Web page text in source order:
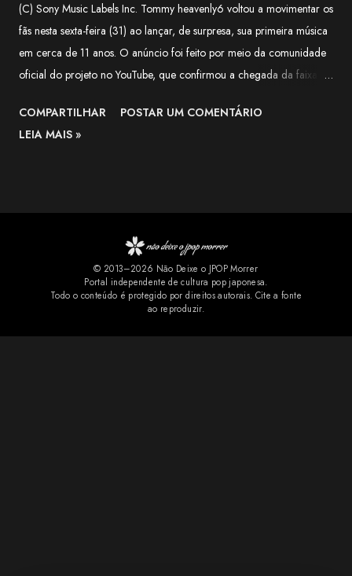
(C) Sony Music Labels Inc. Tommy heavenly6 voltou a movimentar os
fãs nesta sexta-feira (31) ao lançar, de surpresa, sua primeira música
em cerca de 11 anos. O anúncio foi feito por meio da comunidade
oficial do projeto no YouTube, que confirmou a chegada da faixa às
para quem aguardava novidades da artista há mais de uma década.
Segundo o comunicado, a música é uma versão de Halloween de
do projeto solo de Tomoko Kawase. A novidade rapidamente
repercutiu entre os fãs. Nos comentários do YouTube, muitos
comemoraram a chegada da faixa aos serviços de streaming e
pediram que outras músicas relacionadas ao projeto também sejam
disponibilizadas oficialmente. Também não f...
COMPARTILHAR
POSTAR UM COMENTÁRIO
LEIA MAIS »
© 2013–2026 Não Deixe o JPOP Morrer
Portal independente de cultura pop japonesa.
Todo o conteúdo é protegido por direitos autorais. Cite a fonte
ao reproduzir.